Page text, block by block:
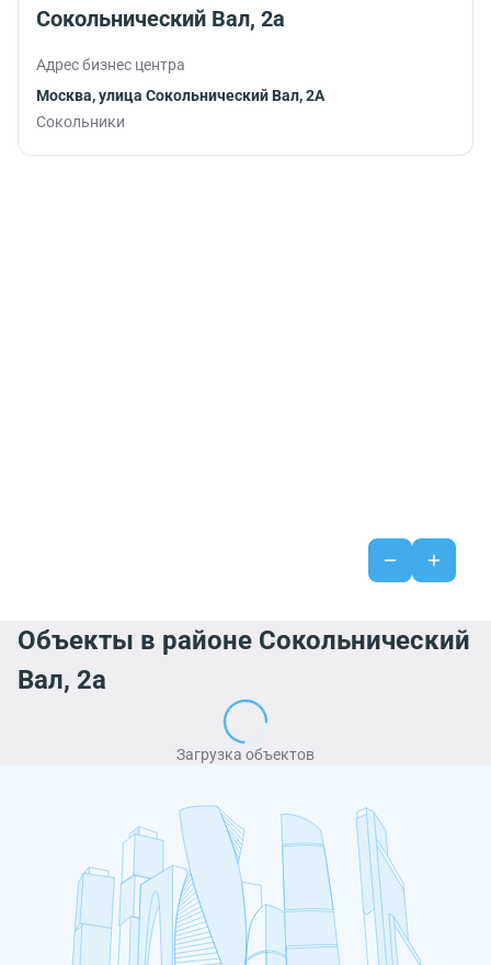
Сокольнический Вал, 2а
Адрес бизнес центра
Москва, улица Сокольнический Вал, 2А
Сокольники
Объекты в районе Сокольнический
Вал, 2а
Загрузка объектов